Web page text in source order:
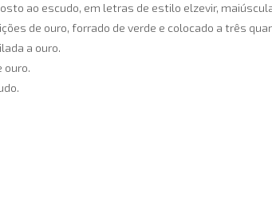
ao escudo, em letras de estilo elzevir,
de ouro, forrado de verde e colocado a três
a ouro.
ouro.